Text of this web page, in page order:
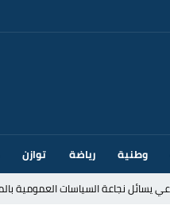
وطنية رياضة توازن